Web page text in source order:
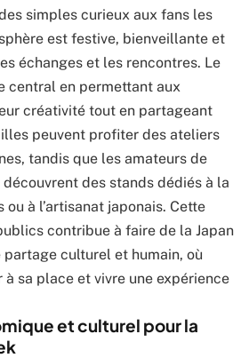
simples curieux aux fans les
est festive, bienveillante et
échanges et les rencontres. Le
central en permettant aux
créativité tout en partageant
peuvent profiter des ateliers
tandis que les amateurs de
des stands dédiés à la
à l’artisanat japonais. Cette
contribue à faire de la Japan
partage culturel et humain, où
sa place et vivre une expérience
et culturel pour la